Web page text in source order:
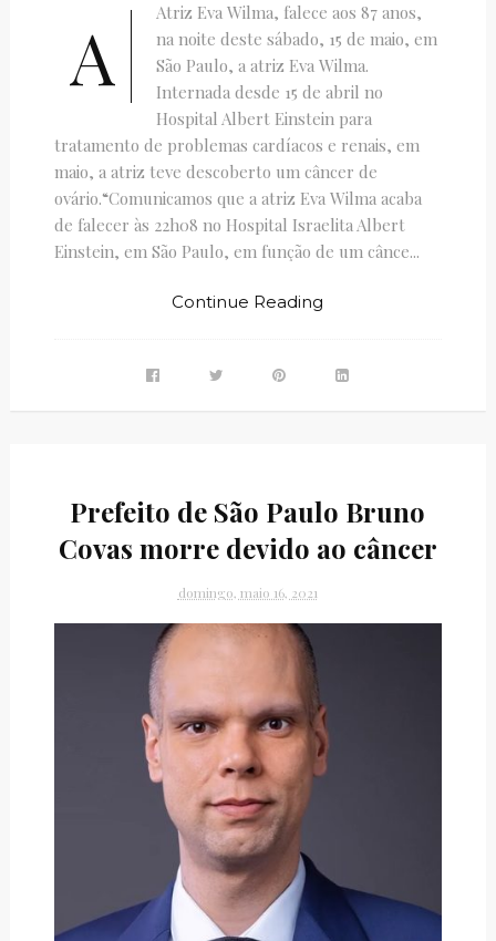
A
Atriz Eva Wilma, falece aos 87 anos,
na noite deste sábado, 15 de maio, em
São Paulo, a atriz Eva Wilma.
Internada desde 15 de abril no
Hospital Albert Einstein para
tratamento de problemas cardíacos e renais, em
maio, a atriz teve descoberto um câncer de
ovário.“Comunicamos que a atriz Eva Wilma acaba
de falecer às 22h08 no Hospital Israelita Albert
Einstein, em São Paulo, em função de um cânce...
Continue Reading
Prefeito de São Paulo Bruno
Covas morre devido ao câncer
domingo, maio 16, 2021